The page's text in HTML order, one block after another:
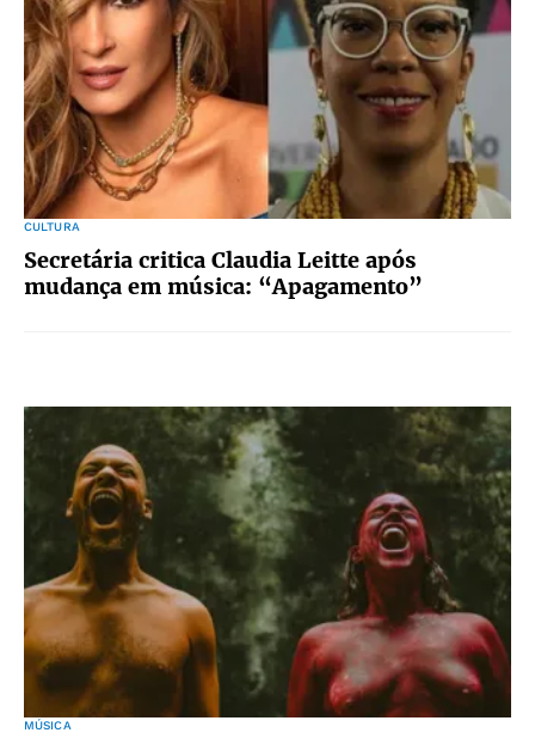
CULTURA
Secretária critica Claudia Leitte após
mudança em música: “Apagamento”
MÚSICA